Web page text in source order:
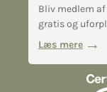
Bliv medlem
gratis og
Læs mere